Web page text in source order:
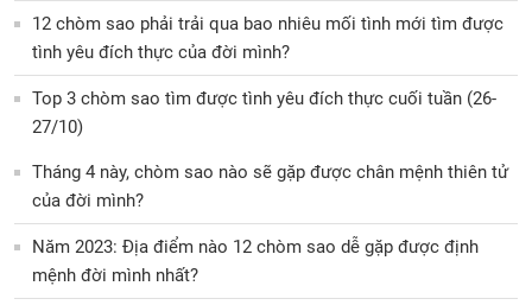
12 chòm sao phải trải qua bao nhiêu mối tình mới tìm được
tình yêu đích thực của đời mình?
Top 3 chòm sao tìm được tình yêu đích thực cuối tuần (26-
27/10)
Tháng 4 này, chòm sao nào sẽ gặp được chân mệnh thiên tử
của đời mình?
Năm 2023: Địa điểm nào 12 chòm sao dễ gặp được định
mệnh đời mình nhất?